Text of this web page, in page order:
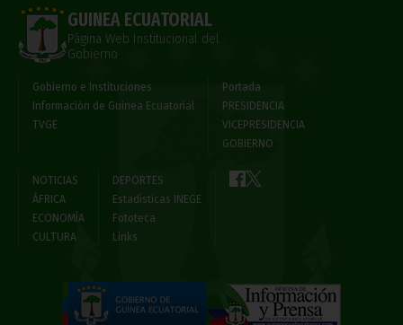
GUINEA ECUATORIAL
Página Web Institucional del
Gobierno
Gobierno e Instituciones
Información de Guinea Ecuatorial
TVGE
Portada
PRESIDENCIA
VICEPRESIDENCIA
GOBIERNO
NOTICIAS
ÁFRICA
ECONOMÍA
CULTURA
DEPORTES
Estadísticas INEGE
Fototeca
Links